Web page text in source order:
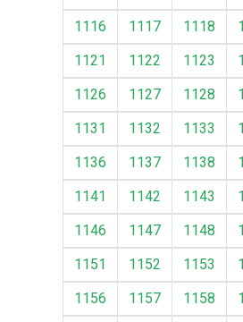
1116
1117 1118
1121
1122 1123
1126
1127 1128
1131
1132 1133
1136
1137 1138
1141
1142 1143
1146
1147 1148
1151
1152 1153
1156
1157 1158